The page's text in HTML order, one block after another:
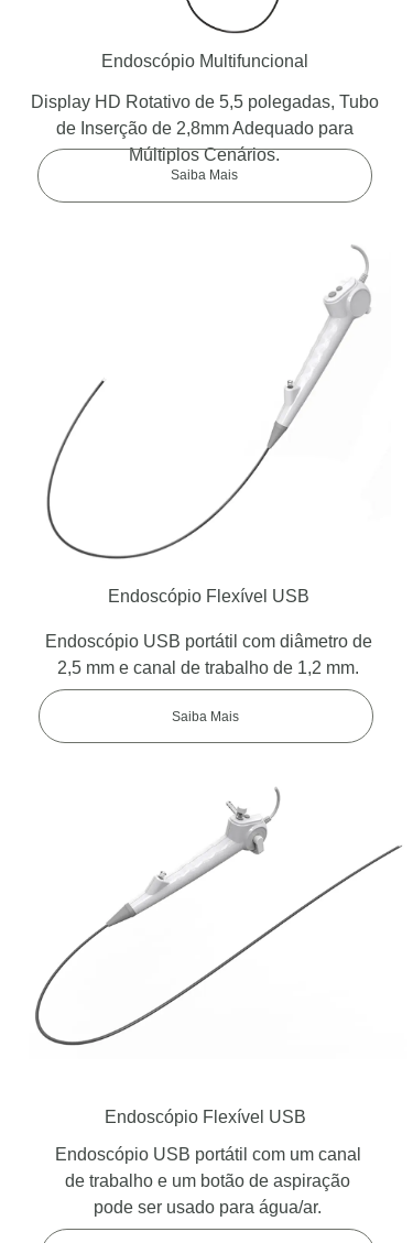
Endoscópio Multifuncional
Display HD Rotativo de 5,5 polegadas, Tubo
de Inserção de 2,8mm Adequado para
Múltiplos Cenários.
Saiba Mais
Endoscópio Flexível USB
Endoscópio USB portátil com diâmetro de
2,5 mm e canal de trabalho de 1,2 mm.
Saiba Mais
Endoscópio Flexível USB
Endoscópio USB portátil com um canal
de trabalho e um botão de aspiração
pode ser usado para água/ar.